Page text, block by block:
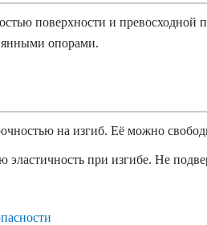
поверхности и
опорами.
на изгиб. Её можно
при изгибе. Не